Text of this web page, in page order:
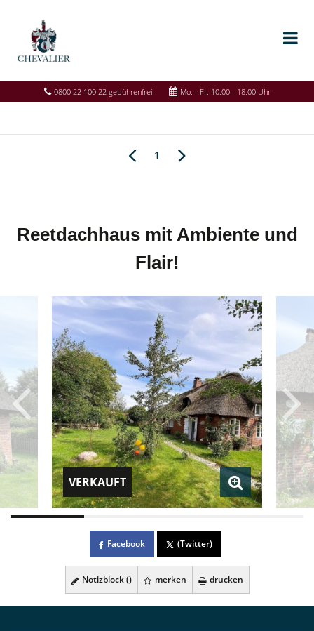
0800 22 100 22 gebührenfrei Mo. - Fr. 10.00 - 18.00 Uhr
1
Reetdachhaus mit Ambiente und
Flair!
VERKAUFT
Facebook (Twitter)
Notizblock () merken drucken